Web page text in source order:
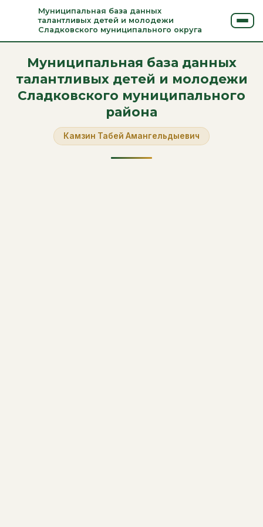
Муниципальная база данных
талантливых детей и молодежи
Сладковского муниципального округа
Муниципальная база данных
талантливых детей и молодежи
Сладковского муниципального
района
Камзин Табей Амангельдыевич